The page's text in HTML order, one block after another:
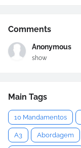
Comments
Anonymous
show
Main Tags
10 Mandamentos
A3 Abordagem